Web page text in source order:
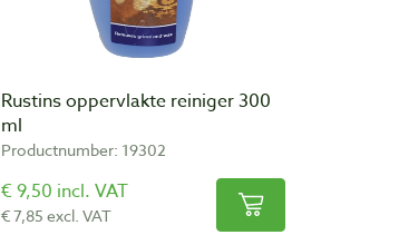
Rustins oppervlakte reiniger 300
ml
Productnumber: 19302
€ 9,50 incl. VAT
€ 7,85 excl. VAT